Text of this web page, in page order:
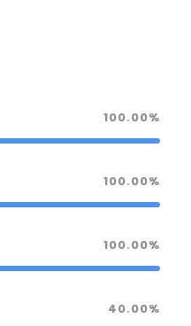
100.00%
100.00%
100.00%
40.00%